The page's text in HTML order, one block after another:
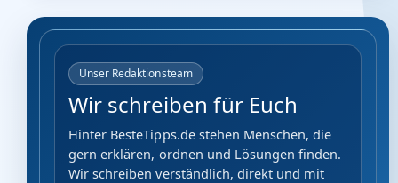
Unser Redaktionsteam
Wir schreiben für Euch
Hinter BesteTipps.de stehen Menschen, die
gern erklären, ordnen und Lösungen finden.
Wir schreiben verständlich, direkt und mit